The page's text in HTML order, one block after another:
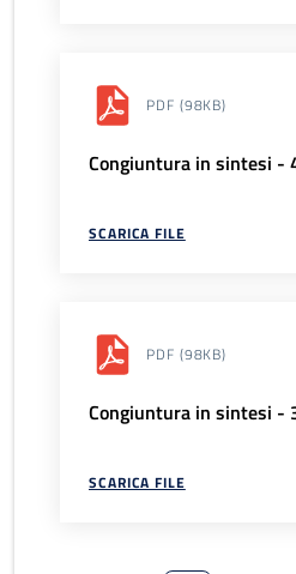
PDF (98KB)
Congiuntura in sintesi -
SCARICA FILE
PDF (98KB)
Congiuntura in sintesi -
SCARICA FILE